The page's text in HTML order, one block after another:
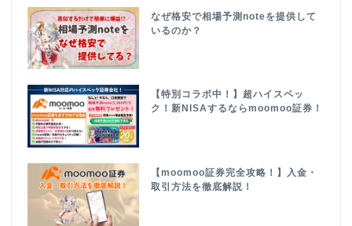
なぜ格安で相場予測noteを提供して
いるのか？
【特別コラボ中！】超ハイスペッ
ク！新NISAするならmoomoo証券！
【moomoo証券完全攻略！】入金・
取引方法を徹底解説！